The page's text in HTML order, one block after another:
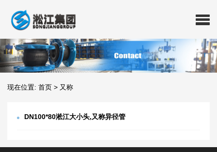
现在位置: 首页 > 又称
DN100*80淞江大小头,又称异径管